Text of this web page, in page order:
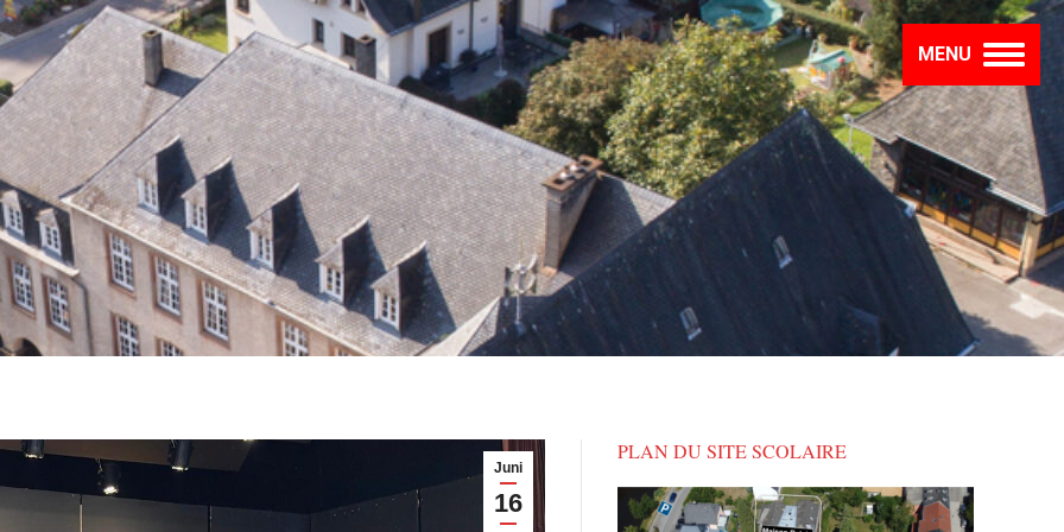
MENU
Juni
16
PLAN DU SITE SCOLAIRE